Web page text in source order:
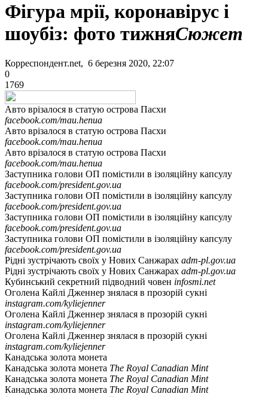
Фігура мрії, коронавірус і
шоубіз: фото тижняСюжет
Корреспондент.net, 6 березня 2020, 22:07
0
1769
Авто врізалося в статую острова Пасхи
facebook.com/mau.henua
Авто врізалося в статую острова Пасхи
facebook.com/mau.henua
Авто врізалося в статую острова Пасхи
facebook.com/mau.henua
Заступника голови ОП помістили в ізоляційну капсулу
facebook.com/president.gov.ua
Заступника голови ОП помістили в ізоляційну капсулу
facebook.com/president.gov.ua
Заступника голови ОП помістили в ізоляційну капсулу
facebook.com/president.gov.ua
Заступника голови ОП помістили в ізоляційну капсулу
facebook.com/president.gov.ua
Рідні зустрічають своїх у Нових Санжарах adm-pl.gov.ua
Рідні зустрічають своїх у Нових Санжарах adm-pl.gov.ua
Кубинський секретний підводний човен infosmi.net
Оголена Кайлі Дженнер знялася в прозорій сукні
instagram.com/kyliejenner
Оголена Кайлі Дженнер знялася в прозорій сукні
instagram.com/kyliejenner
Оголена Кайлі Дженнер знялася в прозорій сукні
instagram.com/kyliejenner
Канадська золота монета
Канадська золота монета The Royal Canadian Mint
Канадська золота монета The Royal Canadian Mint
Канадська золота монета The Royal Canadian Mint